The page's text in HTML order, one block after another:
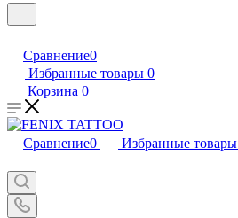
Сравнение0
Избранные товары 0
Корзина 0
Сравнение0 Избранные товары